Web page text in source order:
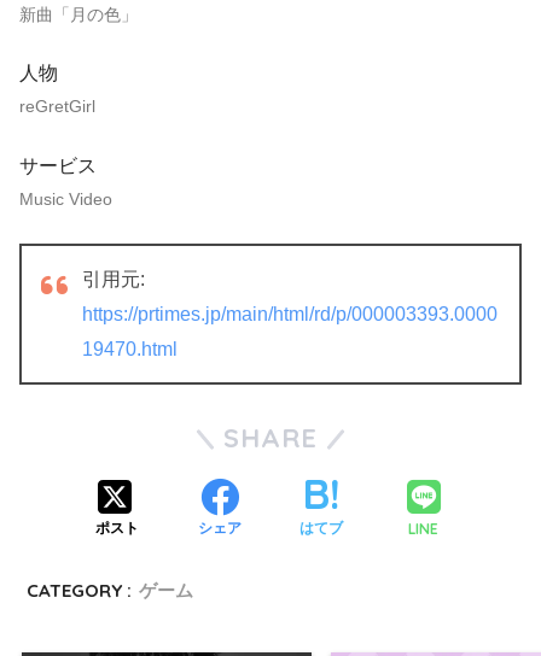
新曲「月の色」
人物
reGretGirl
サービス
Music Video
引用元:
https://prtimes.jp/main/html/rd/p/000003393.0000
19470.html
SHARE
ポスト シェア はてブ LINE
CATEGORY : ゲーム